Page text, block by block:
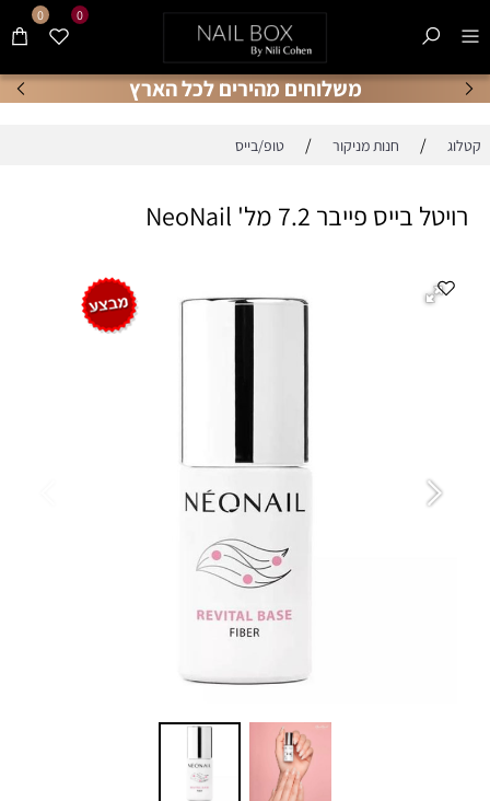
משלוחים מהירים לכל הארץ
0 0
קטלוג / חנות מניקור / טופ/בייס
רויטל בייס פייבר 7.2 מל' NeoNail